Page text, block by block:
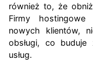
również to, że
Firmy
nowych klientów,
obsługi, co buduje
usług.